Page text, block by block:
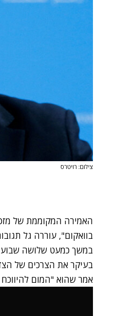
צילום: רויטרס
האמירה המקוממת של
בוואקום", עוררה גל
במשך כמעט שלושה
בעיקר את הצרכים של
אמר שהוא "המום